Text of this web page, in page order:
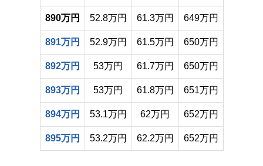
890万円 52.8万円 61.3万円 649万円
891万円 52.9万円 61.5万円 650万円
892万円 53万円 61.7万円 650万円
893万円 53万円 61.8万円 651万円
894万円 53.1万円 62万円 652万円
895万円 53.2万円 62.2万円 652万円